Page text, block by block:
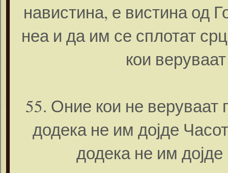
навистина, е вистина од
неа и да им се сплотат
кои
55. Оние кои не веруваат
додека не им дојде
додека не им